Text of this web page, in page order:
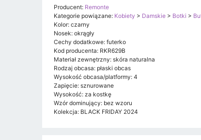
Producent: Remonte
Kategorie powiązane: Kobiety > Damskie > Botki >
Kolor: czarny
Nosek: okrągły
Cechy dodatkowe: futerko
Kod producenta: RKR629B
Materiał zewnętrzny: skóra naturalna
Rodzaj obcasa: płaski obcas
Wysokość obcasa/platformy: 4
Zapięcie: sznurowane
Wysokość: za kostkę
Wzór dominujący: bez wzoru
Kolekcja: BLACK FRIDAY 2024